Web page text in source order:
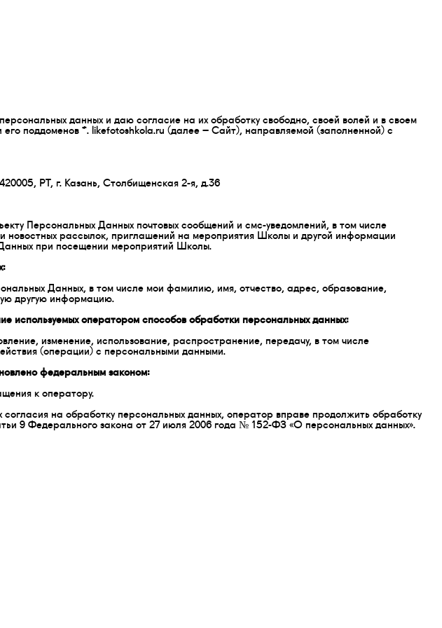
данных и даю согласие на их обработку свободно, своей волей и в своем
поддоменов *. likefotoshkola.ru (далее – Сайт), направляемой (заполненной) с
РТ, г. Казань, Столбищенская 2-я, д.36
Персональных Данных почтовых сообщений и смс-уведомлений, в том числе
рассылок, приглашений на мероприятия Школы и другой информации
при посещении мероприятий Школы.
Данных, в том числе мои фамилию, имя, отчество, адрес, образование,
другую информацию.
используемых оператором способов обработки персональных данных:
изменение, использование, распространение, передачу, в том числе
(операции) с персональными данными.
федеральным законом:
к оператору.
на обработку персональных данных, оператор вправе продолжить обработку
9 Федерального закона от 27 июля 2006 года № 152-ФЗ «О персональных данных».